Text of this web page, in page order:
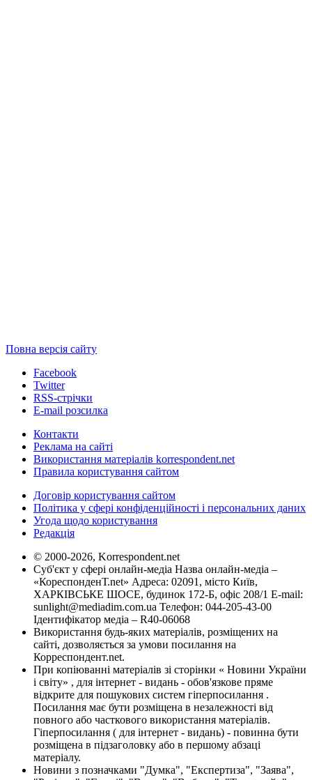
Повна версія сайту
Facebook
Twitter
RSS-стрічки
E-mail розсилка
Контакти
Реклама на сайті
Використання матеріалів korrespondent.net
Правила користування сайтом
Договір користування сайтом
Політика у сфері конфіденційності і персональних даних
Угода щодо користування
Редакція
© 2000-2026, Korrespondent.net
Суб'єкт у сфері онлайн-медіа Назва онлайн-медіа –
«КореспонденТ.net» Адреса: 02091, місто Київ,
ХАРКІВСЬКЕ ШОСЕ, будинок 172-Б, офіс 208/1 E-mail:
sunlight@mediadim.com.ua Телефон: 044-205-43-00
Ідентифікатор медіа – R40-06068
Використання будь-яких матеріалів, розміщених на
сайті, дозволяється за умови посилання на
Корреспондент.net.
При копіюванні матеріалів зі сторінки « Новини України
і світу» , для інтернет - видань - обов'язкове пряме
відкрите для пошукових систем гіперпосилання .
Посилання має бути розміщена в незалежності від
повного або часткового використання матеріалів.
Гіперпосилання ( для інтернет - видань) - повинна бути
розміщена в підзаголовку або в першому абзаці
матеріалу.
Новини з позначками "Думка", "Експертиза", "Заява",